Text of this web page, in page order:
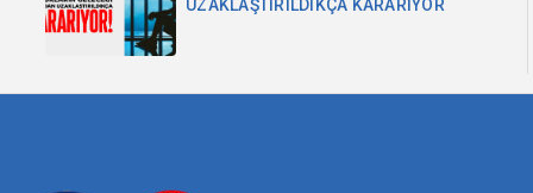
UZAKLAŞTIRILDIKÇA KARARIYOR